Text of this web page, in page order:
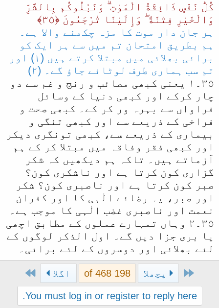
كُلُّ نَفْسٍ ذَائِقَةُ الْمَوْتِ ۗ وَنَبْلُوكُم بِالشَّرِّ‌
وَالْخَيْرِ‌ فِتْنَةً ۖ وَإِلَيْنَا تُرْ‌جَعُونَ ﴿٣٥﴾
ہر جان دار موت کا مزہ چکھنے والا ہے۔
ہم بطریق امتحان تم میں سے ہر ایک کو
برائی بھلائی میں مبتلا کرتے ہیں (١) اور
تم سب ہماری طرف لوٹائے جاؤ گے۔ (٢)
٣٥۔١ یعنی کبھی مصائب و رنج و غم سے دو
چار کرکے اور کبھی دنیا کے وسائل
فراواں سے بہرہ ور کر کے۔ کبھی صحت و
فراخی کے ذریعے سے اور کبھی تنگی و
بیماری کے ذریعے سے، کبھی تونگری دیکر
اور کبھی فقر وفاقہ میں مبتلا کر کے ہم
آزماتے ہیں۔ تاکہ ہم دیکھیں کہ شکر
گزاری کون کرتا ہے اور ناشکری کون؟
صبر کون کرتا ہے اور ناصبری کون؟ شکر
اور صبر، یہ رضائے الٰہی کا اور کفران
نعمت اور ناصبری غضب الٰہی کا موجب ہے۔
٣٥۔٢ وہاں تمہارے عملوں کے مطابق اچھی
یا بری جزا دیں گے۔ اول الذکر لوگوں کے
لئے بھلائی اور دوسروں کے لئے برائی۔
First پچھلا 198 of 468 اگلا Last
You must log in or register to reply here.